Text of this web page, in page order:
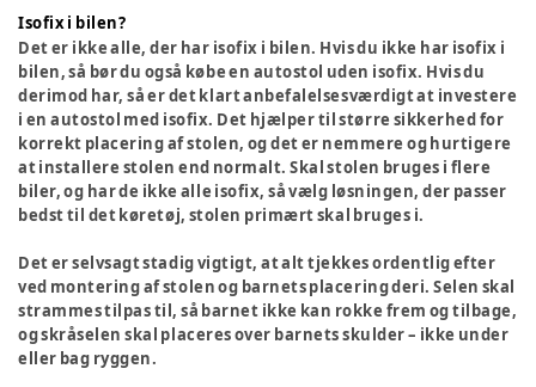
Isofix i bilen?
Det er ikke alle, der har isofix i bilen. Hvis du ikke har isofix i
bilen, så bør du også købe en autostol uden isofix. Hvis du
derimod har, så er det klart anbefalelsesværdigt at investere
i en autostol med isofix. Det hjælper til større sikkerhed for
korrekt placering af stolen, og det er nemmere og hurtigere
at installere stolen end normalt. Skal stolen bruges i flere
biler, og har de ikke alle isofix, så vælg løsningen, der passer
bedst til det køretøj, stolen primært skal bruges i.
Det er selvsagt stadig vigtigt, at alt tjekkes ordentlig efter
ved montering af stolen og barnets placering deri. Selen skal
strammes tilpas til, så barnet ikke kan rokke frem og tilbage,
og skråselen skal placeres over barnets skulder – ikke under
eller bag ryggen.